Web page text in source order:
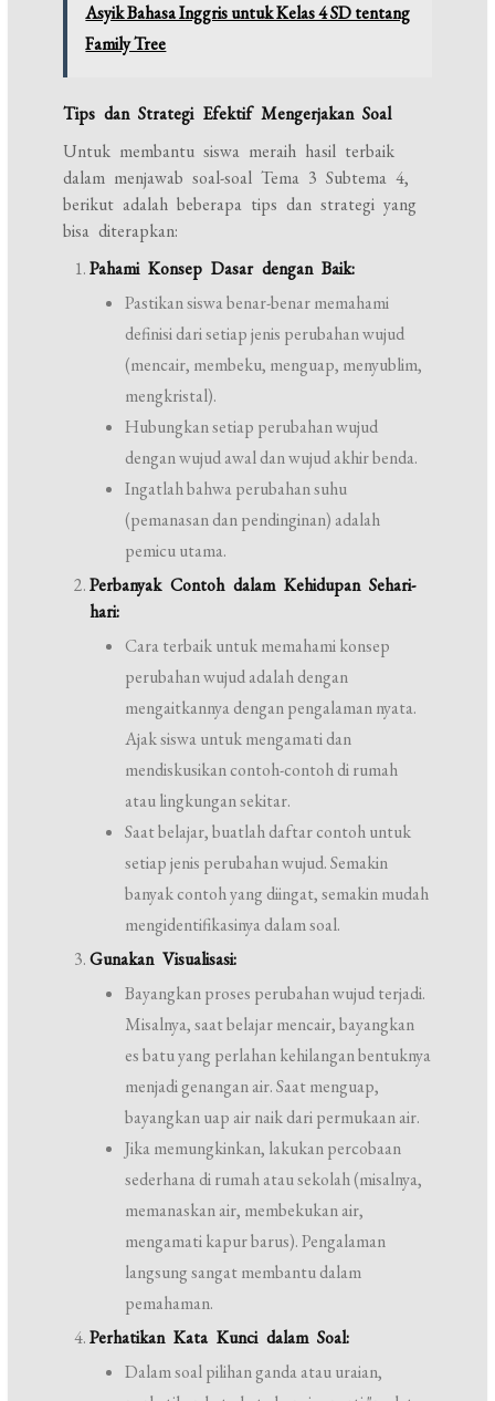
Asyik Bahasa Inggris untuk Kelas 4 SD tentang
Family Tree
Tips dan Strategi Efektif Mengerjakan Soal
Untuk membantu siswa meraih hasil terbaik
dalam menjawab soal-soal Tema 3 Subtema 4,
berikut adalah beberapa tips dan strategi yang
bisa diterapkan:
Pahami Konsep Dasar dengan Baik:
Pastikan siswa benar-benar memahami
definisi dari setiap jenis perubahan wujud
(mencair, membeku, menguap, menyublim,
mengkristal).
Hubungkan setiap perubahan wujud
dengan wujud awal dan wujud akhir benda.
Ingatlah bahwa perubahan suhu
(pemanasan dan pendinginan) adalah
pemicu utama.
Perbanyak Contoh dalam Kehidupan Sehari-
hari:
Cara terbaik untuk memahami konsep
perubahan wujud adalah dengan
mengaitkannya dengan pengalaman nyata.
Ajak siswa untuk mengamati dan
mendiskusikan contoh-contoh di rumah
atau lingkungan sekitar.
Saat belajar, buatlah daftar contoh untuk
setiap jenis perubahan wujud. Semakin
banyak contoh yang diingat, semakin mudah
mengidentifikasinya dalam soal.
Gunakan Visualisasi:
Bayangkan proses perubahan wujud terjadi.
Misalnya, saat belajar mencair, bayangkan
es batu yang perlahan kehilangan bentuknya
menjadi genangan air. Saat menguap,
bayangkan uap air naik dari permukaan air.
Jika memungkinkan, lakukan percobaan
sederhana di rumah atau sekolah (misalnya,
memanaskan air, membekukan air,
mengamati kapur barus). Pengalaman
langsung sangat membantu dalam
pemahaman.
Perhatikan Kata Kunci dalam Soal:
Dalam soal pilihan ganda atau uraian,